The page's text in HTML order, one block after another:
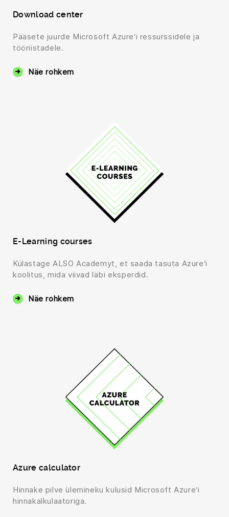
Download center
Pääsete juurde Microsoft Azure‘i ressurssidele ja
tööriistadele.
Näe rohkem
E-Learning courses
Külastage ALSO Academyt, et saada tasuta Azure‘i
koolitus, mida viivad läbi eksperdid.
Näe rohkem
Azure calculator
Hinnake pilve ülemineku kulusid Microsoft Azure‘i
hinnakalkulaatoriga.